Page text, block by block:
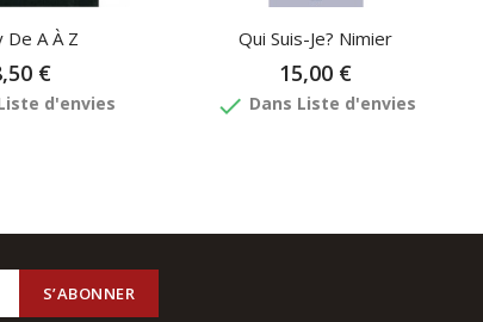
De A À Z
€
d'envies
Qui Suis-Je? Nimier
15,00 €
done Dans Liste d'envies